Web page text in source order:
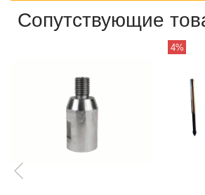
Сопутствующие
4%